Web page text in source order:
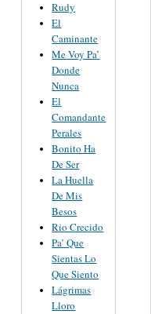
Rudy
El
Caminante
Me Voy Pa’
Donde
Nunca
El
Comandante
Perales
Bonito Ha
De Ser
La Huella
De Mis
Besos
Rio Crecido
Pa’ Que
Sientas Lo
Que Siento
Lágrimas
Lloro